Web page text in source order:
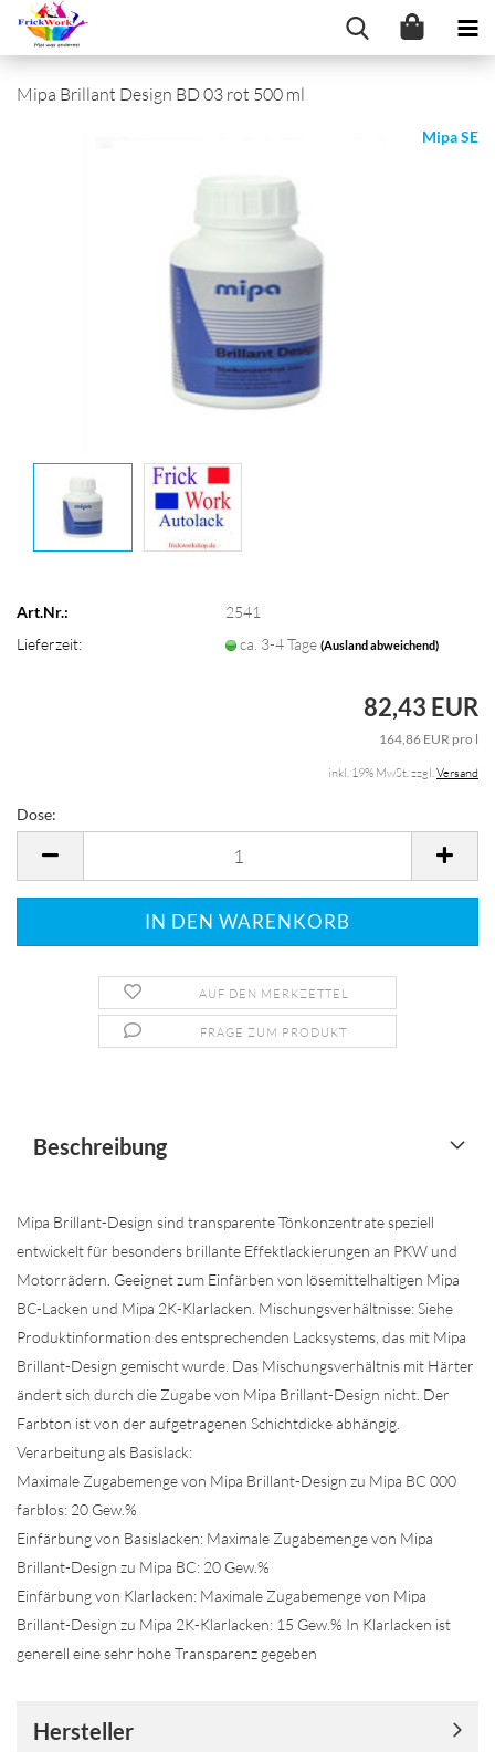
Mipa Brillant Design BD 03 rot 500 ml
Mipa SE
Art.Nr.:
2541
Lieferzeit:
ca. 3-4 Tage(Ausland abweichend)
82,43 EUR
164,86 EUR pro l
inkl. 19% MwSt. zzgl.Versand
Dose:
AUF DEN MERKZETTEL
FRAGE ZUM PRODUKT
Beschreibung
Mipa Brillant-Design sind transparente Tönkonzentrate speziell
entwickelt für besonders brillante Effektlackierungen an PKW und
Motorrädern. Geeignet zum Einfärben von lösemittelhaltigen Mipa
BC-Lacken und Mipa 2K-Klarlacken. Mischungsverhältnisse: Siehe
Produktinformation des entsprechenden Lacksystems, das mit Mipa
Brillant-Design gemischt wurde. Das Mischungsverhältnis mit Härter
ändert sich durch die Zugabe von Mipa Brillant-Design nicht. Der
Farbton ist von der aufgetragenen Schichtdicke abhängig.
Verarbeitung als Basislack:
Maximale Zugabemenge von Mipa Brillant-Design zu Mipa BC 000
farblos: 20 Gew.%
Einfärbung von Basislacken: Maximale Zugabemenge von Mipa
Brillant-Design zu Mipa BC: 20 Gew.%
Einfärbung von Klarlacken: Maximale Zugabemenge von Mipa
Brillant-Design zu Mipa 2K-Klarlacken: 15 Gew.% In Klarlacken ist
generell eine sehr hohe Transparenz gegeben
Hersteller